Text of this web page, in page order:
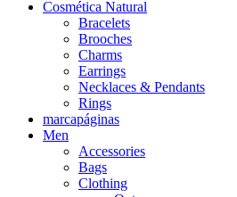
Cosmética Natural
Bracelets
Brooches
Charms
Earrings
Necklaces & Pendants
Rings
marcapáginas
Men
Accessories
Bags
Clothing